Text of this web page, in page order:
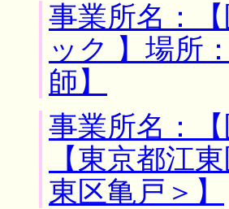
事業所名：
ック 】場所
師】
事業所名：
【東京都江
東区亀戸＞】